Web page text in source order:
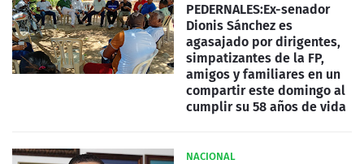
PEDERNALES:Ex-senador
Dionis Sánchez es
agasajado por dirigentes,
simpatizantes de la FP,
amigos y familiares en un
compartir este domingo al
cumplir su 58 años de vida
NACIONAL